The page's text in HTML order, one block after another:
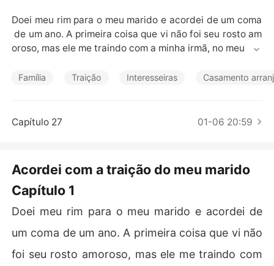
Contos Curtos
Doei meu rim para o meu marido e acordei de um coma
de um ano. A primeira coisa que vi não foi seu rosto am
oroso, mas ele me traindo com a minha irmã, no meu pró
z meses atrás. Ele já tinha se casado com ela.
o plano para mim: um casamento forçado com outro her
deiro rico que também está em coma.
Família Traição Interesseiras Casamento
Capítulo 27 01-06 20:59
Acordei com a traição do meu marido
Capítulo 1
Doei meu rim para o meu marido e acordei de
um coma de um ano. A primeira coisa que vi não
foi seu rosto amoroso, mas ele me traindo com